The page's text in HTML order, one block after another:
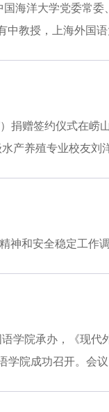
的优秀复合型外
海洋大学党委常委
教授，上海外国
专家表示欢迎，重
厚，外语学科建设
院院长于国栋从学
捐赠签约仪式在崂
产养殖专业校友刘
动协同育人的长
示，自己的发展离
神和安全稳定工作调
学院承办，《现代
学院成功召开。会